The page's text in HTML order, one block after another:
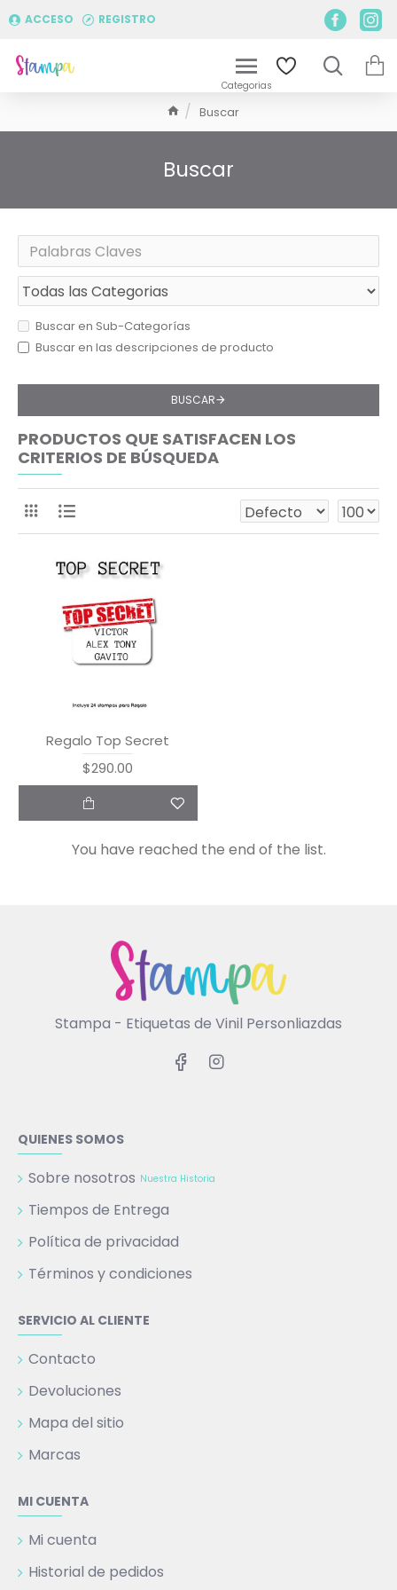
ACCESO REGISTRO
Buscar
Buscar
Buscar en Sub-Categorías
Buscar en las descripciones de producto
BUSCAR
PRODUCTOS QUE SATISFACEN LOS
CRITERIOS DE BÚSQUEDA
Regalo Top Secret
$290.00
You have reached the end of the list.
Stampa - Etiquetas de Vinil Personliazdas
QUIENES SOMOS
Sobre nosotros Nuestra Historia
Tiempos de Entrega
Política de privacidad
Términos y condiciones
SERVICIO AL CLIENTE
Contacto
Devoluciones
Mapa del sitio
Marcas
MI CUENTA
Mi cuenta
Historial de pedidos